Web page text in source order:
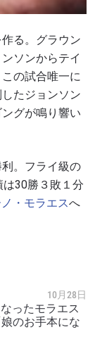
る。グラウン
ソンからテイ
の試合唯一に
たジョンソン
グが鳴り響い
。フライ級の
30勝３敗１分
・モラエスへ
10月28日
ったモラエス
のお手本にな